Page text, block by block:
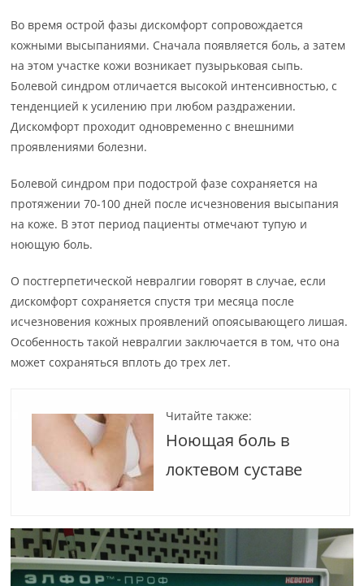
Во время острой фазы дискомфорт сопровождается
кожными высыпаниями. Сначала появляется боль, а затем
на этом участке кожи возникает пузырьковая сыпь.
Болевой синдром отличается высокой интенсивностью, с
тенденцией к усилению при любом раздражении.
Дискомфорт проходит одновременно с внешними
проявлениями болезни.
Болевой синдром при подострой фазе сохраняется на
протяжении 70-100 дней после исчезновения высыпания
на коже. В этот период пациенты отмечают тупую и
ноющую боль.
О постгерпетической невралгии говорят в случае, если
дискомфорт сохраняется спустя три месяца после
исчезновения кожных проявлений опоясывающего лишая.
Особенность такой невралгии заключается в том, что она
может сохраняться вплоть до трех лет.
Читайте также:
Ноющая боль в
локтевом суставе